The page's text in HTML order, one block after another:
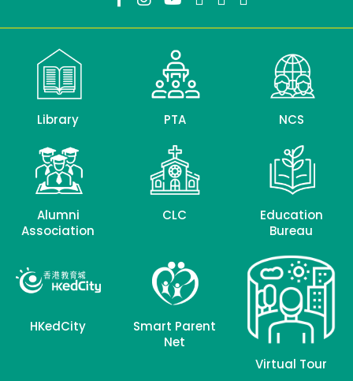
Library PTA NCS
Alumni
Association
CLC
Education
Bureau
HKedCity
Smart Parent
Net
Virtual Tour